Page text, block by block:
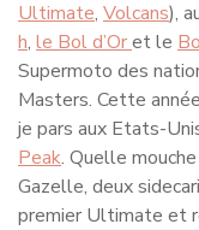
Ultimate, Volcans),
h, le Bol d’Oret le
Supermoto des
Masters. Cette
je pars aux Etats-
Peak. Quelle
Gazelle, deux
premier Ultimate et